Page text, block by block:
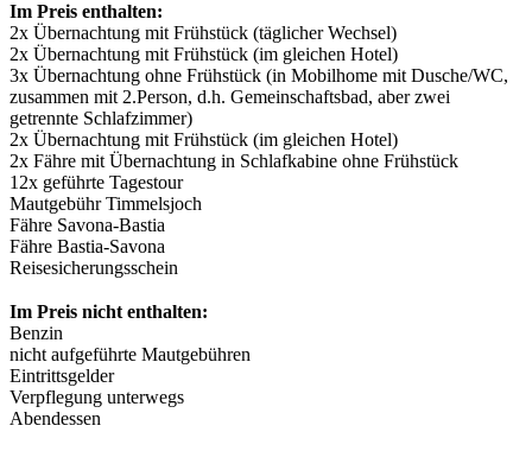
Im Preis enthalten:
2x Übernachtung mit Frühstück (täglicher Wechsel)
2x Übernachtung mit Frühstück (im gleichen Hotel)
3x Übernachtung ohne Frühstück (in Mobilhome mit Dusche/WC,
zusammen mit 2.Person, d.h. Gemeinschaftsbad, aber zwei
getrennte Schlafzimmer)
2x Übernachtung mit Frühstück (im gleichen Hotel)
2x Fähre mit Übernachtung in Schlafkabine ohne Frühstück
12x geführte Tagestour
Mautgebühr Timmelsjoch
Fähre Savona-Bastia
Fähre Bastia-Savona
Reisesicherungsschein
Im Preis nicht enthalten:
Benzin
nicht aufgeführte Mautgebühren
Eintrittsgelder
Verpflegung unterwegs
Abendessen